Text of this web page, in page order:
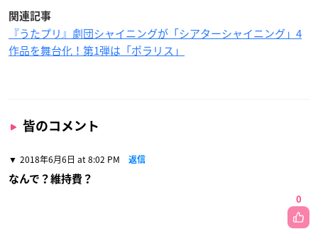
関連記事
『うたプリ』劇団シャイニングが「シアターシャイニング」4
作品を舞台化！第1弾は「ポラリス」
皆のコメント
2018年6月6日 at 8:02 PM 返信
なんで？維持費？
0